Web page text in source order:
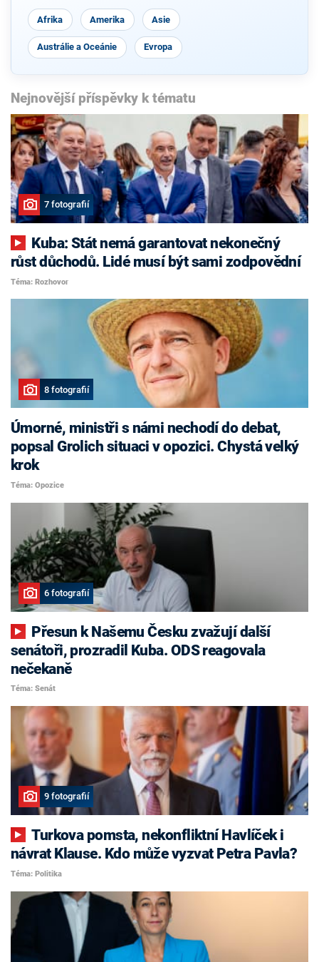
Afrika Amerika Asie
Austrálie a Oceánie Evropa
Nejnovější příspěvky k tématu
7 fotografií
růst důchodů. Lidé musí být sami zodpovědní
Téma: Rozhovor
8 fotografií
Úmorné, ministři s námi nechodí do debat,
popsal Grolich situaci v opozici. Chystá velký
krok
Téma: Opozice
6 fotografií
senátoři, prozradil Kuba. ODS reagovala
nečekaně
Téma: Senát
9 fotografií
Turkova pomsta, nekonfliktní Havlíček i
návrat Klause. Kdo může vyzvat Petra Pavla?
Téma: Politika